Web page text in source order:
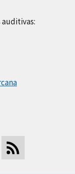
auditivas: